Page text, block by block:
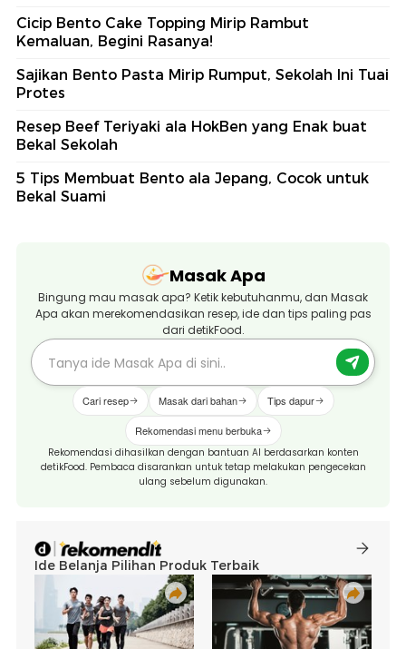
Cicip Bento Cake Topping Mirip Rambut
Kemaluan, Begini Rasanya!
Sajikan Bento Pasta Mirip Rumput, Sekolah Ini Tuai
Protes
Resep Beef Teriyaki ala HokBen yang Enak buat
Bekal Sekolah
5 Tips Membuat Bento ala Jepang, Cocok untuk
Bekal Suami
Masak Apa
Bingung mau masak apa? Ketik kebutuhanmu, dan Masak
Apa akan merekomendasikan resep, ide dan tips paling pas
dari detikFood.
Cari resep Masak dari bahan Tips dapur
Rekomendasi menu berbuka
Rekomendasi dihasilkan dengan bantuan AI berdasarkan konten
detikFood. Pembaca disarankan untuk tetap melakukan pengecekan
ulang sebelum digunakan.